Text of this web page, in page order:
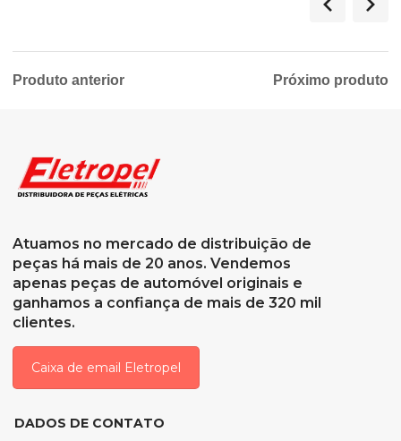
Produto anterior Próximo produto
Atuamos no mercado de distribuição de
peças há mais de 20 anos. Vendemos
apenas peças de automóvel originais e
ganhamos a confiança de mais de 320 mil
clientes.
Caixa de email Eletropel
DADOS DE CONTATO